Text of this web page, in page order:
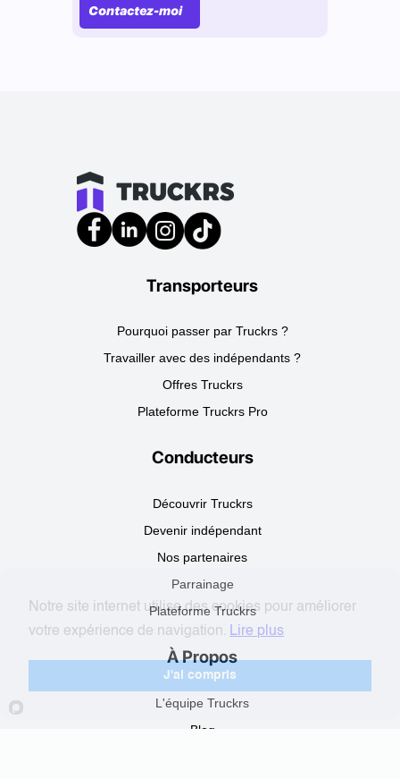
Contactez-moi
Transporteurs
Pourquoi passer par Truckrs ?
Travailler avec des indépendants ?
Offres Truckrs
Plateforme Truckrs Pro
Conducteurs
Découvrir Truckrs
Devenir indépendant
Nos partenaires
Parrainage
Plateforme Truckrs
À Propos
L'équipe Truckrs
Blog
Notre site internet utilise des cookies pour améliorer
votre expérience de navigation. Lire plus
J'ai compris